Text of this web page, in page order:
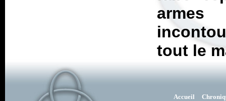
tout le
Accueil